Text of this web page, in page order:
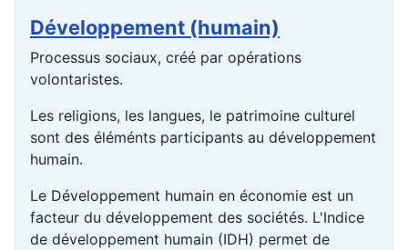
Développement (humain)
Processus sociaux, créé par opérations
volontaristes.
Les religions, les langues, le patrimoine culturel
sont des éléménts participants au développement
humain.
Le Développement humain en économie est un
facteur du développement des sociétés. L'Indice
de développement humain (IDH) permet de